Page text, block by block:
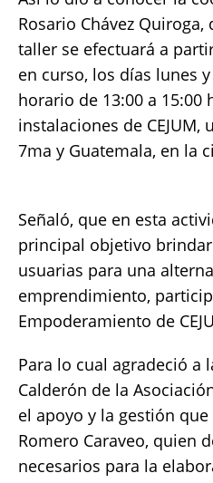
Rosario Chávez
taller se efectuará a
en curso, los días lunes
horario de 13:00 a 15:00
instalaciones de CEJUM,
7ma y Guatemala, en la
Señaló, que en esta
principal objetivo
usuarias para una
emprendimiento,
Empoderamiento de
Para lo cual agradeció a
Calderón de la
el apoyo y la gestión
Romero Caraveo, quien
necesarios para la